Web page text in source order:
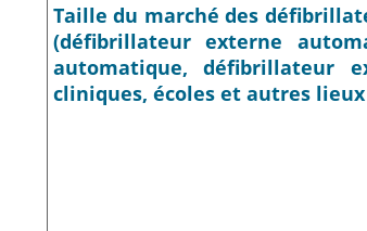
Taille du marché des
(défibrillateur externe
automatique, défibrillateur
cliniques, écoles et autres